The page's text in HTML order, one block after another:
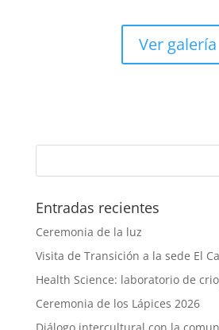
Ver galería
Entradas recientes
Ceremonia de la luz
Visita de Transición a la sede El
Health Science: laboratorio de
Ceremonia de los Lápices 2026
Diálogo intercultural con la